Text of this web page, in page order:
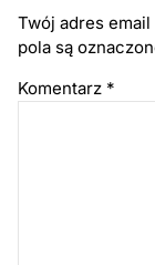
Twój adres
pola są
Komentarz *